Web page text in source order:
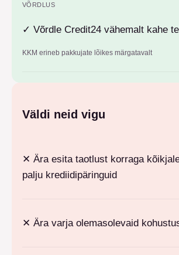
VÕRDLUS
✓ Võrdle Credit24 vähemalt kahe
KKM erineb pakkujate lõikes märgatavalt
Väldi neid vigu
✕ Ära esita taotlust korraga
palju krediidipäringuid
✕ Ära varja olemasolevaid